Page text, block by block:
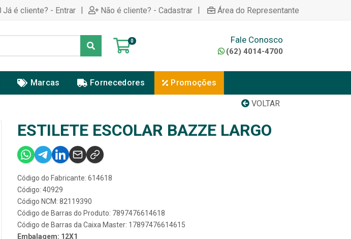
Já é cliente? - Entrar | Não é cliente? - Cadastrar | Área do Representante
0 Fale Conosco
(62) 4014-4700
Marcas Fornecedores Promoções
VOLTAR
ESTILETE ESCOLAR BAZZE LARGO
Código do Fabricante: 614618
Código: 40929
Código NCM: 82119390
Código de Barras do Produto: 7897476614618
Código de Barras da Caixa Master: 17897476614615
Embalagem: 12X1